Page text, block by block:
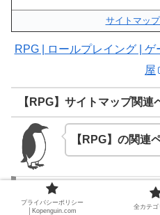
サイトマッ
RPG | ロールプレイング |
屋
【RPG】サイトマップ関連
【RPG】の関連
【機種別・名作RPG】
介
プライバシーポリシー
│Kopenguin.com
全カテゴ